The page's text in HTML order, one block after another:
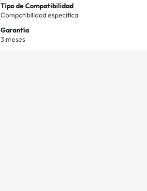
Tipo de Compatibilidad
Compatibilidad específica
Garantía
3 meses